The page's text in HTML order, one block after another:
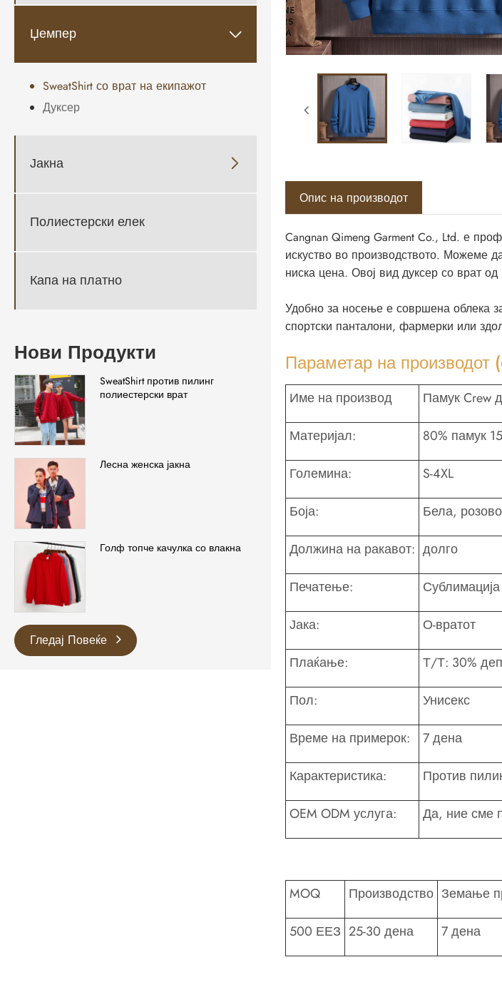
Џемпер 
SweatShirt со врат на екипажот
Дуксер
Јакна 
Полиестерски елек
Капа на платно
Нови Продукти
SweatShirt против пилинг
полиестерски врат
Лесна женска јакна
Голф топче качулка со влакна
Гледај Повеќе
Опис на производот
Cangnan Qimeng Garment Co., Ltd. е
искуство во производството. Можеме
ниска цена. Овој вид дуксер со врат
Удобно за носење е совршена облека
спортски панталони, фармерки или
Параметар на производот
Име на производ Памук Crew
Материјал: 80% памук
Големина: S-4XL
Боја: Бела,
Должина на ракавот: долго
Печатење: Сублимација
Јака: О-вратот
Плаќање: Т/Т: 30%
Пол: Унисекс
Време на примерок: 7 дена
Карактеристика: Против
OEM ODM услуга: Да, ние сме
MOQ Производство Земање
500 ЕЕЗ 25-30 дена 7 дена